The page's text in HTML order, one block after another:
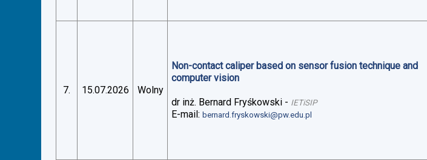
7. 15.07.2026 Wolny
Non-contact caliper based on sensor fusion technique and
computer vision
dr inż. Bernard Fryśkowski - IETiSIP
E-mail:bernard.fryskowski@pw.edu.pl